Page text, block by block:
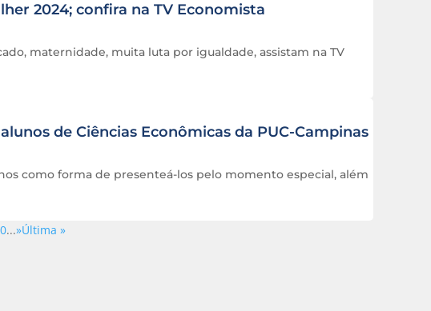
2024; confira na TV Economista
maternidade, muita luta por igualdade, assistam na TV
de Ciências Econômicas da PUC-Campinas
como forma de presenteá-los pelo momento especial, além
...»Última »